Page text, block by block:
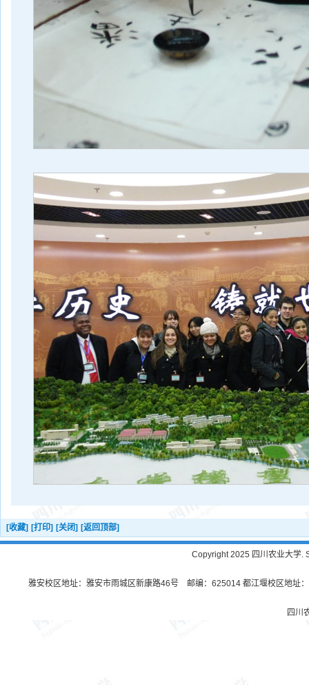
[收藏] [打印] [关闭] [返回顶部]
Copyright 2025 四川农业大学.
雅安校区地址：雅安市雨城区新康路46号 邮编：625014 都江堰校区地址
四川